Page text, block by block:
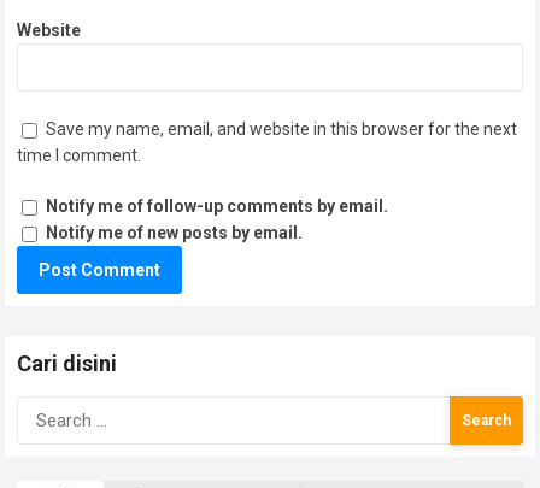
Website
Save my name, email, and website in this browser for the next
time I comment.
Notify me of follow-up comments by email.
Notify me of new posts by email.
Cari disini
Search